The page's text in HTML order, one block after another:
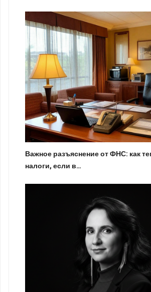
Важное разъяснение от ФНС: как
налоги, если в…